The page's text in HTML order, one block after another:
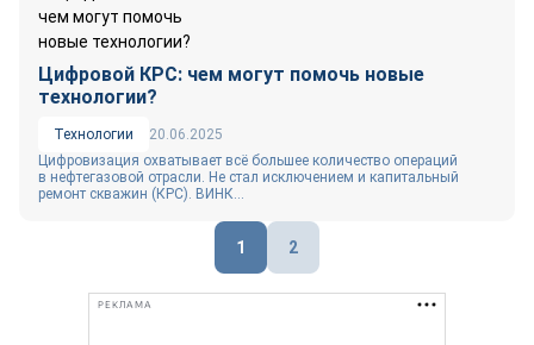
РЕКЛАМА
Цифровой КРС: чем могут помочь новые
технологии?
Технологии
20.06.2025
Цифровизация охватывает всё большее количество операций
в нефтегазовой отрасли. Не стал исключением и капитальный
ремонт скважин (КРС). ВИНК...
1 2